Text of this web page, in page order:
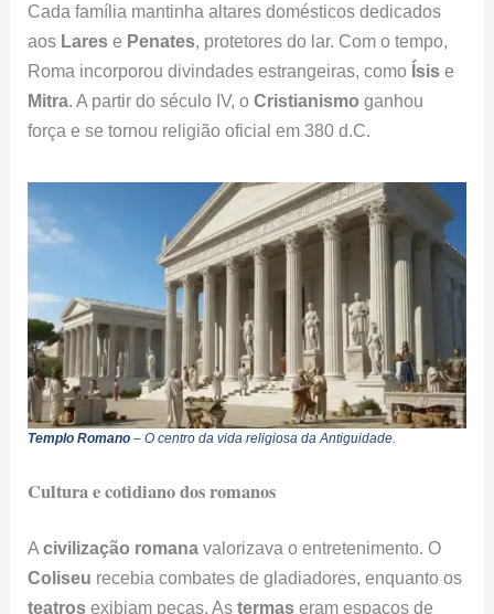
Cada família mantinha altares domésticos dedicados
aos Lares e Penates, protetores do lar. Com o tempo,
Roma incorporou divindades estrangeiras, como Ísis e
Mitra. A partir do século IV, oCristianismoganhou
força e se tornou religião oficial em 380 d.C.
Templo Romano – O centro da vida religiosa da Antiguidade.
Cultura e cotidiano dos romanos
Acivilização romana valorizava o entretenimento. O
Coliseu recebia combates de gladiadores, enquanto os
teatros exibiam peças. Astermas eram espaços de